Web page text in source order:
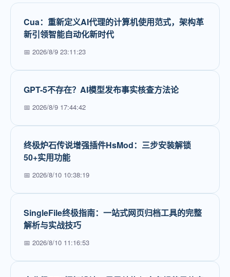
Cua：重新定义AI代理的计算机使用范式，架构革
新引领智能自动化新时代
📅 2026/8/9 23:11:23
GPT-5不存在？AI模型发布事实核查方法论
📅 2026/8/9 17:44:42
终极炉石传说增强插件HsMod：三步安装解锁
50+实用功能
📅 2026/8/10 10:38:19
SingleFile终极指南：一站式网页归档工具的完整
解析与实战技巧
📅 2026/8/10 11:16:53